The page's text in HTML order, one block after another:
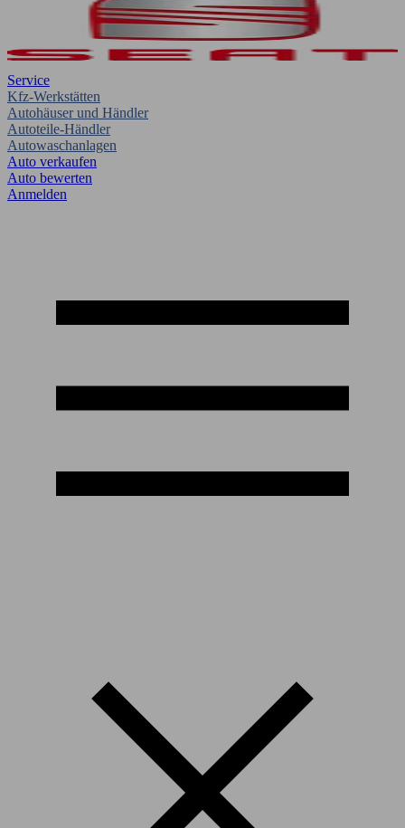
Service
Kfz-Werkstätten
Autohäuser und Händler
Autoteile-Händler
Autowaschanlagen
Auto verkaufen
Auto bewerten
Anmelden